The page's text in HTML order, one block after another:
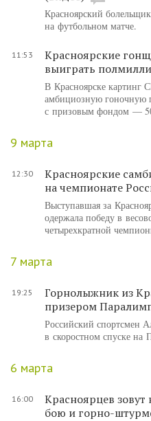
Красноярский
на футбольном матче.
11:53
Красноярские
выиграть
В Красноярске
амбициозную гоночную
с призовым фондом —
9 марта
12:30
Красноярские
на чемпионате
Выступавшая за
одержала победу в
четырехкратной
7 марта
19:25
Горнолыжник из
призером
Российский спортсмен
в скоростном спуске на
6 марта
16:00
Красноярцев
бою и горно-